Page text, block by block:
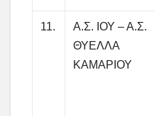
11.
Α.Σ. ΙΟΥ – Α.Σ.
ΘΥΕΛΛΑ
ΚΑΜΑΡΙΟΥ